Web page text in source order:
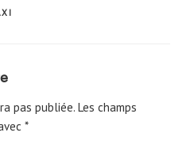
pas publiée. Les champs
*